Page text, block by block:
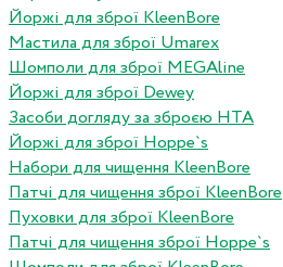
Йоржі для зброї KleenBore
Мастила для зброї Umarex
Шомполи для зброї MEGAline
Йоржі для зброї Dewey
Засоби догляду за зброєю HTA
Йоржі для зброї Hoppe`s
Набори для чищення KleenBore
Патчі для чищення зброї KleenBore
Пуховки для зброї KleenBore
Патчі для чищення зброї Hoppe`s